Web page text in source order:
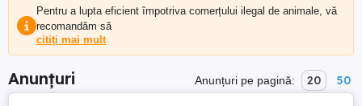
Pentru a lupta eficient împotriva comerțului ilegal de animale, vă
recomandăm să
citiți mai mult
Anunțuri Anunțuri pe pagină: 20 50